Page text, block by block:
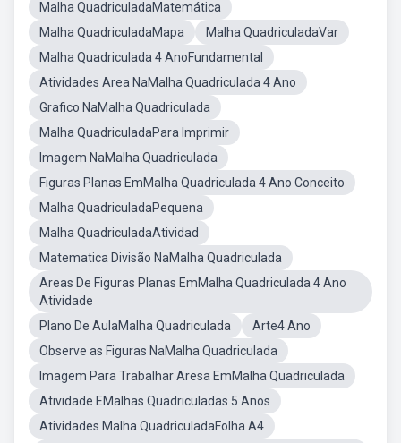
Malha QuadriculadaMatemática
Malha QuadriculadaMapa
Malha QuadriculadaVar
Malha Quadriculada 4 AnoFundamental
Atividades Area NaMalha Quadriculada 4 Ano
Grafico NaMalha Quadriculada
Malha QuadriculadaPara Imprimir
Imagem NaMalha Quadriculada
Figuras Planas EmMalha Quadriculada 4 Ano Conceito
Malha QuadriculadaPequena
Malha QuadriculadaAtividad
Matematica Divisão NaMalha Quadriculada
Areas De Figuras Planas EmMalha Quadriculada 4 Ano
Atividade
Plano De AulaMalha Quadriculada
Arte4 Ano
Observe as Figuras NaMalha Quadriculada
Imagem Para Trabalhar Aresa EmMalha Quadriculada
Atividade EMalhas Quadriculadas 5 Anos
Atividades Malha QuadriculadaFolha A4